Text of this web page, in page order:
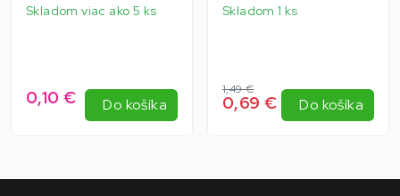
Skladom viac ako 5 ks
0,10 € Do košíka
Skladom 1 ks
1,49 €
0,69 € Do košíka